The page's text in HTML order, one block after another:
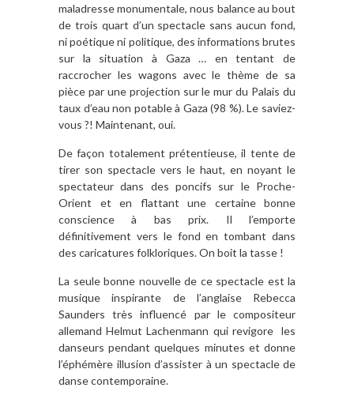
maladresse monumentale, nous balance au bout
de trois quart d’un spectacle sans aucun fond,
ni poétique ni politique, des informations brutes
sur la situation à Gaza … en tentant de
raccrocher les wagons avec le thème de sa
pièce par une projection sur le mur du Palais du
taux d’eau non potable à Gaza (98 %). Le saviez-
vous ?! Maintenant, oui.
De façon totalement prétentieuse, il tente de
tirer son spectacle vers le haut, en noyant le
spectateur dans des poncifs sur le Proche-
Orient et en flattant une certaine bonne
conscience à bas prix. Il l’emporte
définitivement vers le fond en tombant dans
des caricatures folkloriques. On boit la tasse !
La seule bonne nouvelle de ce spectacle est la
musique inspirante de l’anglaise Rebecca
Saunders très influencé par le compositeur
allemand Helmut Lachenmann qui revigore les
danseurs pendant quelques minutes et donne
l’éphémère illusion d’assister à un spectacle de
danse contemporaine.